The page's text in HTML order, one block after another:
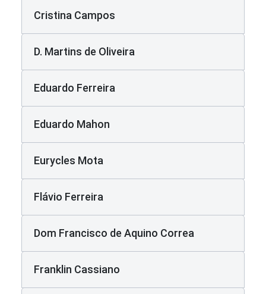
Cristina Campos
D. Martins de Oliveira
Eduardo Ferreira
Eduardo Mahon
Eurycles Mota
Flávio Ferreira
Dom Francisco de Aquino Correa
Franklin Cassiano